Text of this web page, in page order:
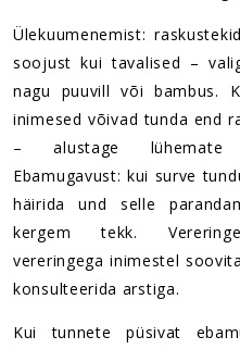
Ülekuumenemist:
soojust kui tavalised –
nagu puuvill või bambus.
inimesed võivad tunda end
– alustage lühemate
Ebamugavust: kui surve
häirida und selle
kergem tekk.
vereringega inimestel
konsulteerida arstiga.
Kui tunnete püsivat